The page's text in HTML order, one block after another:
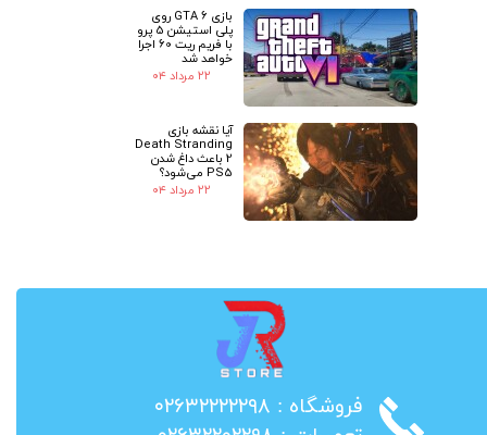
بازی GTA 6 روی
پلی استیشن 5 پرو
با فریم ریت 60 اجرا
خواهد شد
۲۲ مرداد ۰۴
آیا نقشه بازی
Death Stranding
2 باعث داغ شدن
PS5 می‌شود؟
۲۲ مرداد ۰۴
​فروشگاه : ۰۲۶۳۲۲۲۲۲۹۸